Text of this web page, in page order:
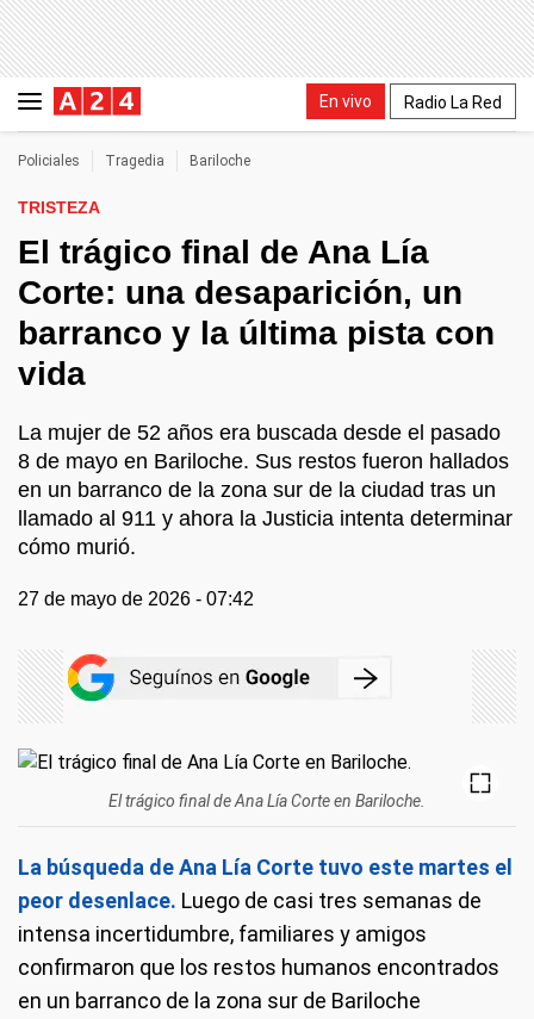
En vivo Radio La Red
Policiales Tragedia Bariloche
TRISTEZA
El trágico final de Ana Lía
Corte: una desaparición, un
barranco y la última pista con
vida
La mujer de 52 años era buscada desde el pasado
8 de mayo en Bariloche. Sus restos fueron hallados
en un barranco de la zona sur de la ciudad tras un
llamado al 911 y ahora la Justicia intenta determinar
cómo murió.
27 de mayo de 2026 - 07:42
El trágico final de Ana Lía Corte en Bariloche.
La búsqueda de Ana Lía Corte tuvo este martes el
peor desenlace. Luego de casi tres semanas de
intensa incertidumbre, familiares y amigos
confirmaron que los restos humanos encontrados
en un barranco de la zona sur de Bariloche